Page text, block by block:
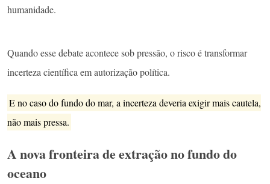
humanidade.
Quando esse debate acontece sob pressão, o risco é transformar
incerteza científica em autorização política.
E no caso do fundo do mar, a incerteza deveria exigir mais cautela,
não mais pressa.
A nova fronteira de extração no fundo do
oceano